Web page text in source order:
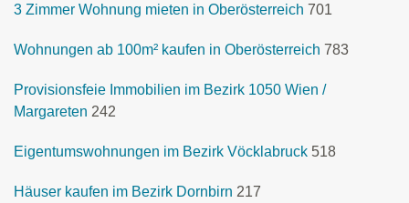
3 Zimmer Wohnung mieten in Oberösterreich 701
Wohnungen ab 100m² kaufen in Oberösterreich 783
Provisionsfeie Immobilien im Bezirk 1050 Wien /
Margareten 242
Eigentumswohnungen im Bezirk Vöcklabruck 518
Häuser kaufen im Bezirk Dornbirn 217